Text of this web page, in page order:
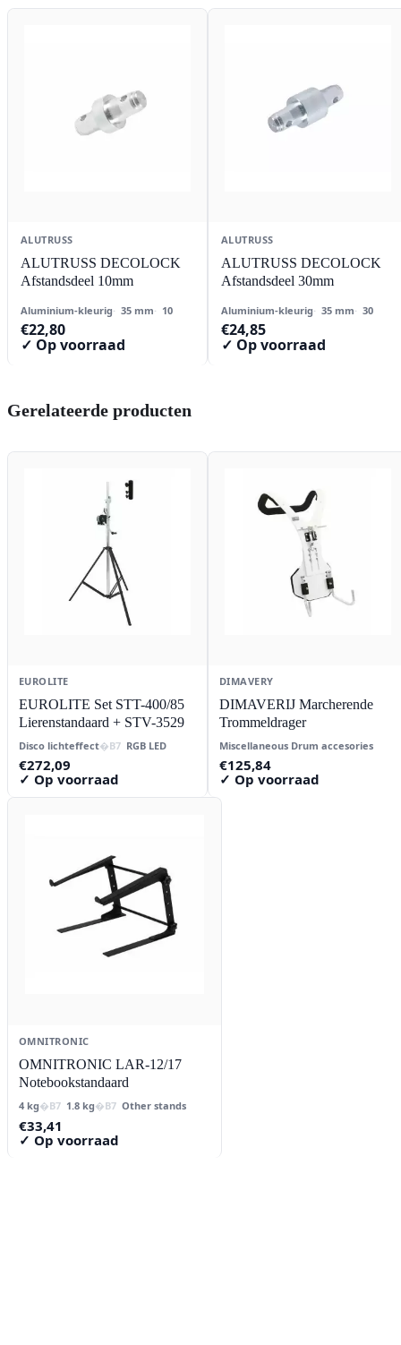
ALUTRUSS
ALUTRUSS DECOLOCK
Afstandsdeel 10mm
Aluminium-kleurig 35 mm 10
€22,80
✓ Op voorraad
ALUTRUSS
ALUTRUSS DECOLOCK
Afstandsdeel 30mm
Aluminium-kleurig 35 mm 30
€24,85
✓ Op voorraad
Gerelateerde producten
EUROLITE
EUROLITE Set STT-400/85
Lierenstandaard + STV-3529
Disco lichteffect RGB LED
€272,09
✓ Op voorraad
DIMAVERY
DIMAVERIJ Marcherende
Trommeldrager
Miscellaneous Drum accesories
€125,84
✓ Op voorraad
OMNITRONIC
OMNITRONIC LAR-12/17
Notebookstandaard
4 kg 1.8 kg Other stands
€33,41
✓ Op voorraad